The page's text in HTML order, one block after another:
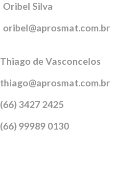
Oribel Silva
oribel@aprosmat.com.br
Thiago de Vasconcelos
thiago@aprosmat.com.br
(66) 3427 2425
(66) 99989 0130